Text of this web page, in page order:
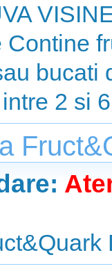
Contine
bucati
2 si